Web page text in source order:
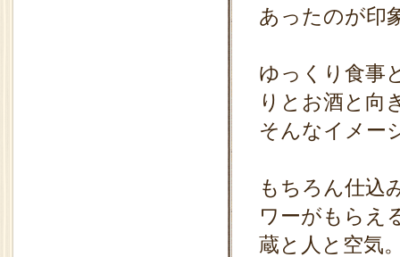
あったのが印
ゆっくり食事
りとお酒と向
そんなイメー
もちろん仕込
ワーがもらえ
蔵と人と空気